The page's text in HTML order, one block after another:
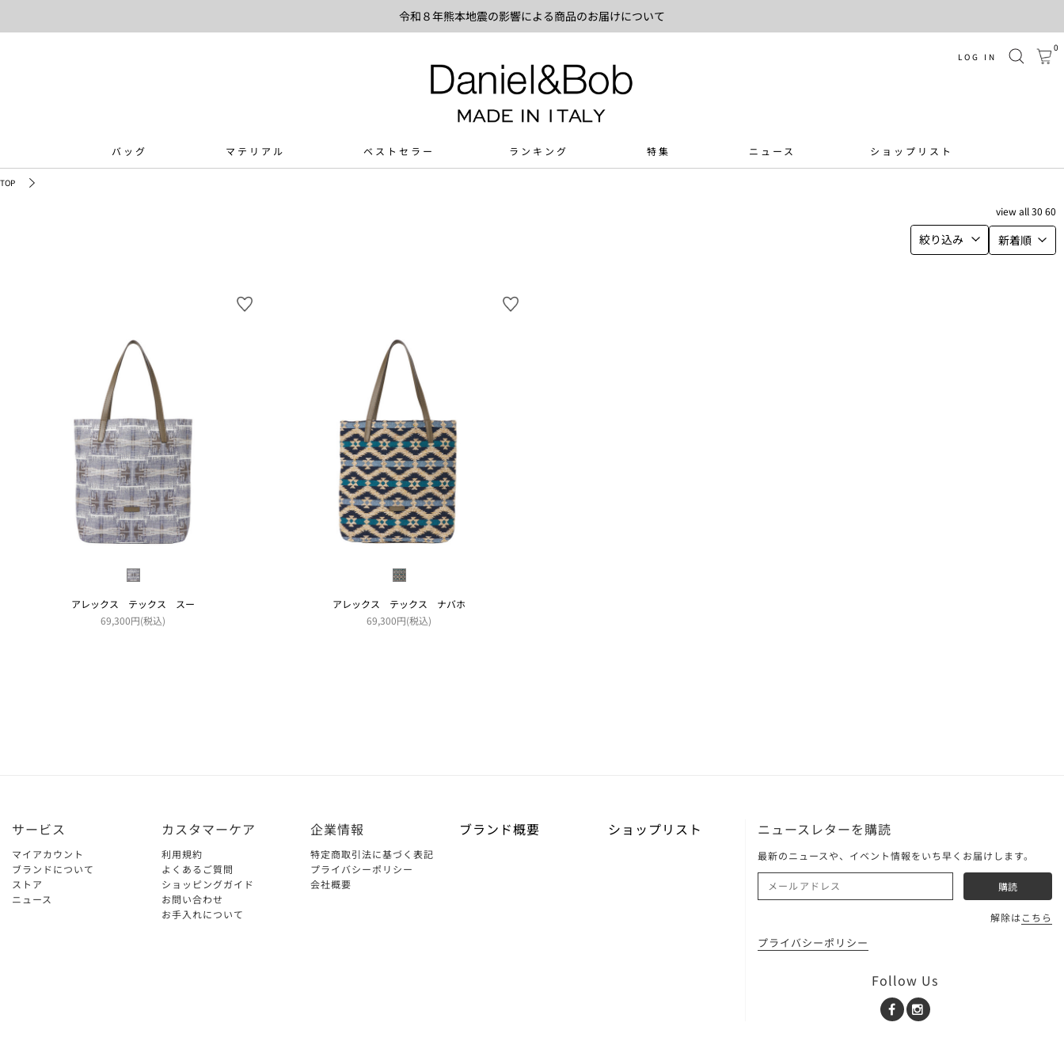
令和８年熊本地震の影響による商品のお届けについて
LOG IN
0
バッグ マテリアル ベストセラー ランキング 特集 ニュース ショップリスト
TOP
絞り込み 新着順
viewall30 60
アレックス テックス スー
69,300円(税込)
アレックス テックス ナバホ
69,300円(税込)
サービス
マイアカウント
ブランドについて
ストア
ニュース
カスタマーケア
利用規約
よくあるご質問
ショッピングガイド
お問い合わせ
お手入れについて
企業情報
特定商取引法に基づく表記
プライバシーポリシー
会社概要
ブランド概要 ショップリスト ニュースレターを購読
最新のニュースや、イベント情報をいち早くお届けします。
解除はこちら
プライバシーポリシー
Follow Us
Facebook
Instagram